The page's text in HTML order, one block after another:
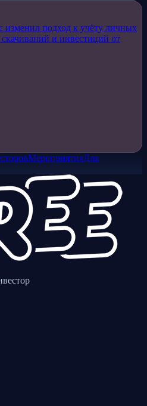
изменил подход к учёту личных
и инвестиций от
МероприятияДля